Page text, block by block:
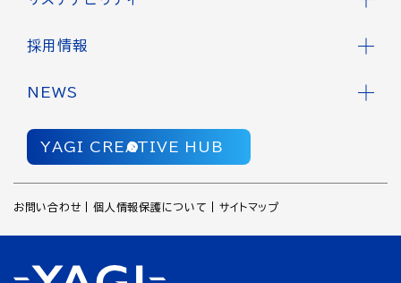
採用情報
NEWS
YAGI CREATIVE HUB
お問い合わせ 個人情報保護について サイトマップ